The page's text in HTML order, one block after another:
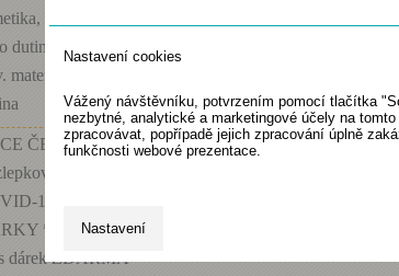
Hygiena
dutinu ústní
materiál, technika
ČERVEN
potraviny
19 *
*
dárek ZDARMA
Nastavení cookies
Vážený návštěvníku, potvrzením pomocí tlačítka
nezbytné, analytické a marketingové účely na
zpracovávat, popřípadě jejich zpracování úplně
funkčnosti webové prezentace.
Nastavení